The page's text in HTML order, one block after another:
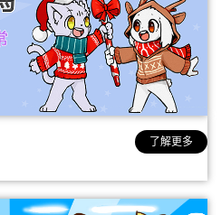
了解更多